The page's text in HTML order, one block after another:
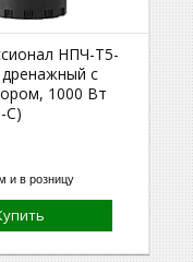
НПЧ-Т5-
с
1000 Вт
С)
и в розницу